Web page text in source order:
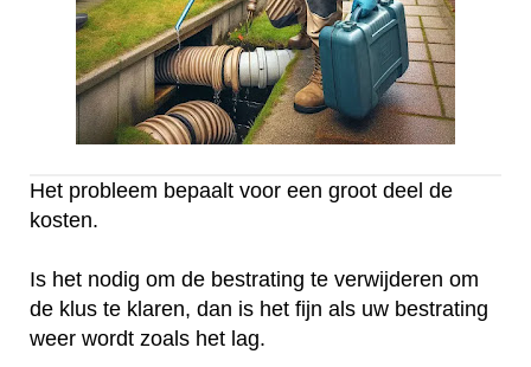
Het probleem bepaalt voor een groot deel de
kosten.
Is het nodig om de bestrating te verwijderen om
de klus te klaren, dan is het fijn als uw bestrating
weer wordt zoals het lag.